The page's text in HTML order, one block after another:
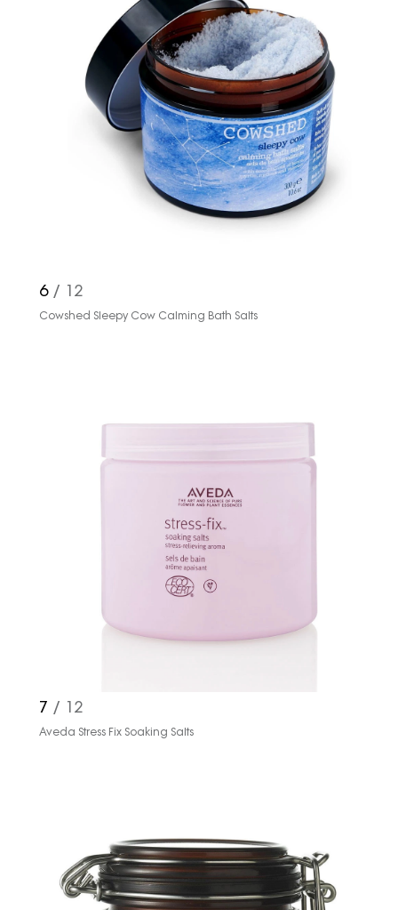
Turkuvaz Haberleşme ve Yayıncılık
A.Ş. tarafından
https://vogue.com.tr/internet sitesi
üzerinden sunulan ürün ve
hizmetlere ilişkin reklam, tanıtım,
pazarlama ve kutlama/ temenni
yoluyla tarafıma yapılmasına onay
6/ 12
Cowshed Sleepy Cow Calming Bath Salts
7 / 12
Aveda Stress Fix Soaking Salts